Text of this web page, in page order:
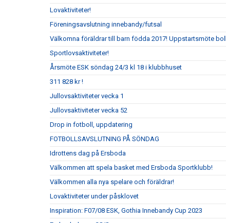
Lovaktiviteter!
Föreningsavslutning innebandy/futsal
Välkomna föräldrar till barn födda 2017! Uppstartsmöte
Sportlovsaktiviteter!
Årsmöte ESK söndag 24/3 kl 18 i klubbhuset
311 828 kr !
Jullovsaktiviteter vecka 1
Jullovsaktiviteter vecka 52
Drop in fotboll, uppdatering
FOTBOLLSAVSLUTNING PÅ SÖNDAG
Idrottens dag på Ersboda
Välkommen att spela basket med Ersboda Sportklubb!
Välkommen alla nya spelare och föräldrar!
Lovaktiviteter under påsklovet
Inspiration: F07/08 ESK, Gothia Innebandy Cup 2023